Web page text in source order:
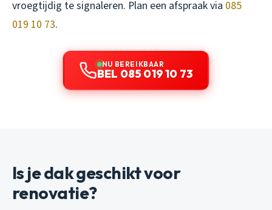
vroegtijdig te signaleren. Plan een afspraak via 085
019 10 73.
NU BEREIKBAAR
BEL 085 019 10 73
Is je dak geschikt voor
renovatie?